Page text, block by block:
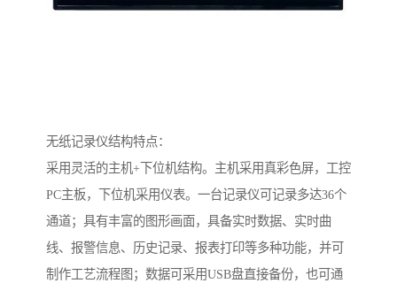
无纸记录仪结构特点：
采用灵活的主机+下位机结构。主机采用真彩色屏，工控
PC主板，下位机采用仪表。一台记录仪可记录多达36个
通道；具有丰富的图形画面，具备实时数据、实时曲
线、报警信息、历史记录、报表打印等多种功能，并可
制作工艺流程图；数据可采用USB盘直接备份，也可通